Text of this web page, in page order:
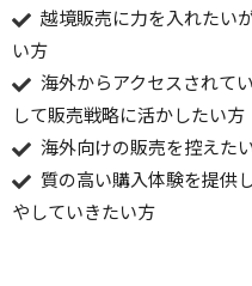
越境販売に力を入れたい
い方
海外からアクセスされて
して販売戦略に活かしたい方
海外向けの販売を控えた
質の高い購入体験を提供
やしていきたい方